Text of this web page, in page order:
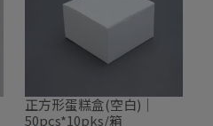
正方形蛋糕盒(空白)｜
50pcs*10pks/箱